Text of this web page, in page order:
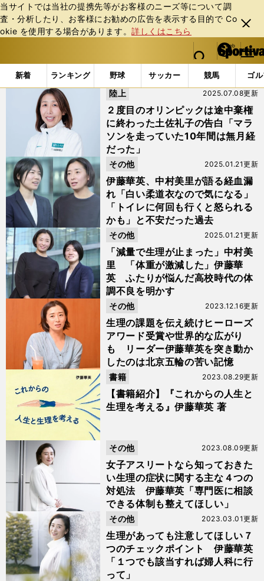
当サイトでは当社の提携先等がお客様のニーズ等について調
査・分析したり、お客様にお勧めの広告を表⽰する⽬的で Co
okie を使⽤する場合があります。詳しくはこちら
閉じ
る
web Sportiva (webスポルティーバ)
検索
マイペ
ー
ジ
メニュ
新着 ランキング 野球 サッカー 競馬 ゴ
b
ス
バ
「#生理」の最新ニュース・ 情報
２度目のオリンピックは途中棄権
に終わった土佐礼子の告白「マラ
ソンを走っていた10年間は無月経
だった」
2025.07.08更新
陸上
伊藤華英、中村美里が語る経血漏
れ「白い柔道衣なので気になる」
「トイレに何回も行くと怒られる
かも」と不安だった過去
2025.01.21更新
その他
「減量で生理が止まった」中村美
里 「体重が激減した」伊藤華
英 ふたりが悩んだ高校時代の体
調不良を明かす
2025.01.21更新
その他
生理の課題を伝え続けヒーローズ
アワード受賞や世界的な広がり
も リーダー伊藤華英を突き動か
したのは北京五輪の苦い記憶
2023.12.16更新
その他
【書籍紹介】『これからの人生と
生理を考える』伊藤華英 著
2023.08.29更新
書籍
女子アスリートなら知っておきた
い生理の症状に関する主な４つの
対処法 伊藤華英「専門医に相談
できる体制も整えてほしい」
2023.08.09更新
その他
生理があっても注意してほしい７
つのチェックポイント 伊藤華英
「１つでも該当すれば婦人科に行
って」
2023.03.01更新
その他